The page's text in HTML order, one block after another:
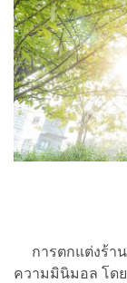
การตกแต่งร้าน
ความมินิมอล โด